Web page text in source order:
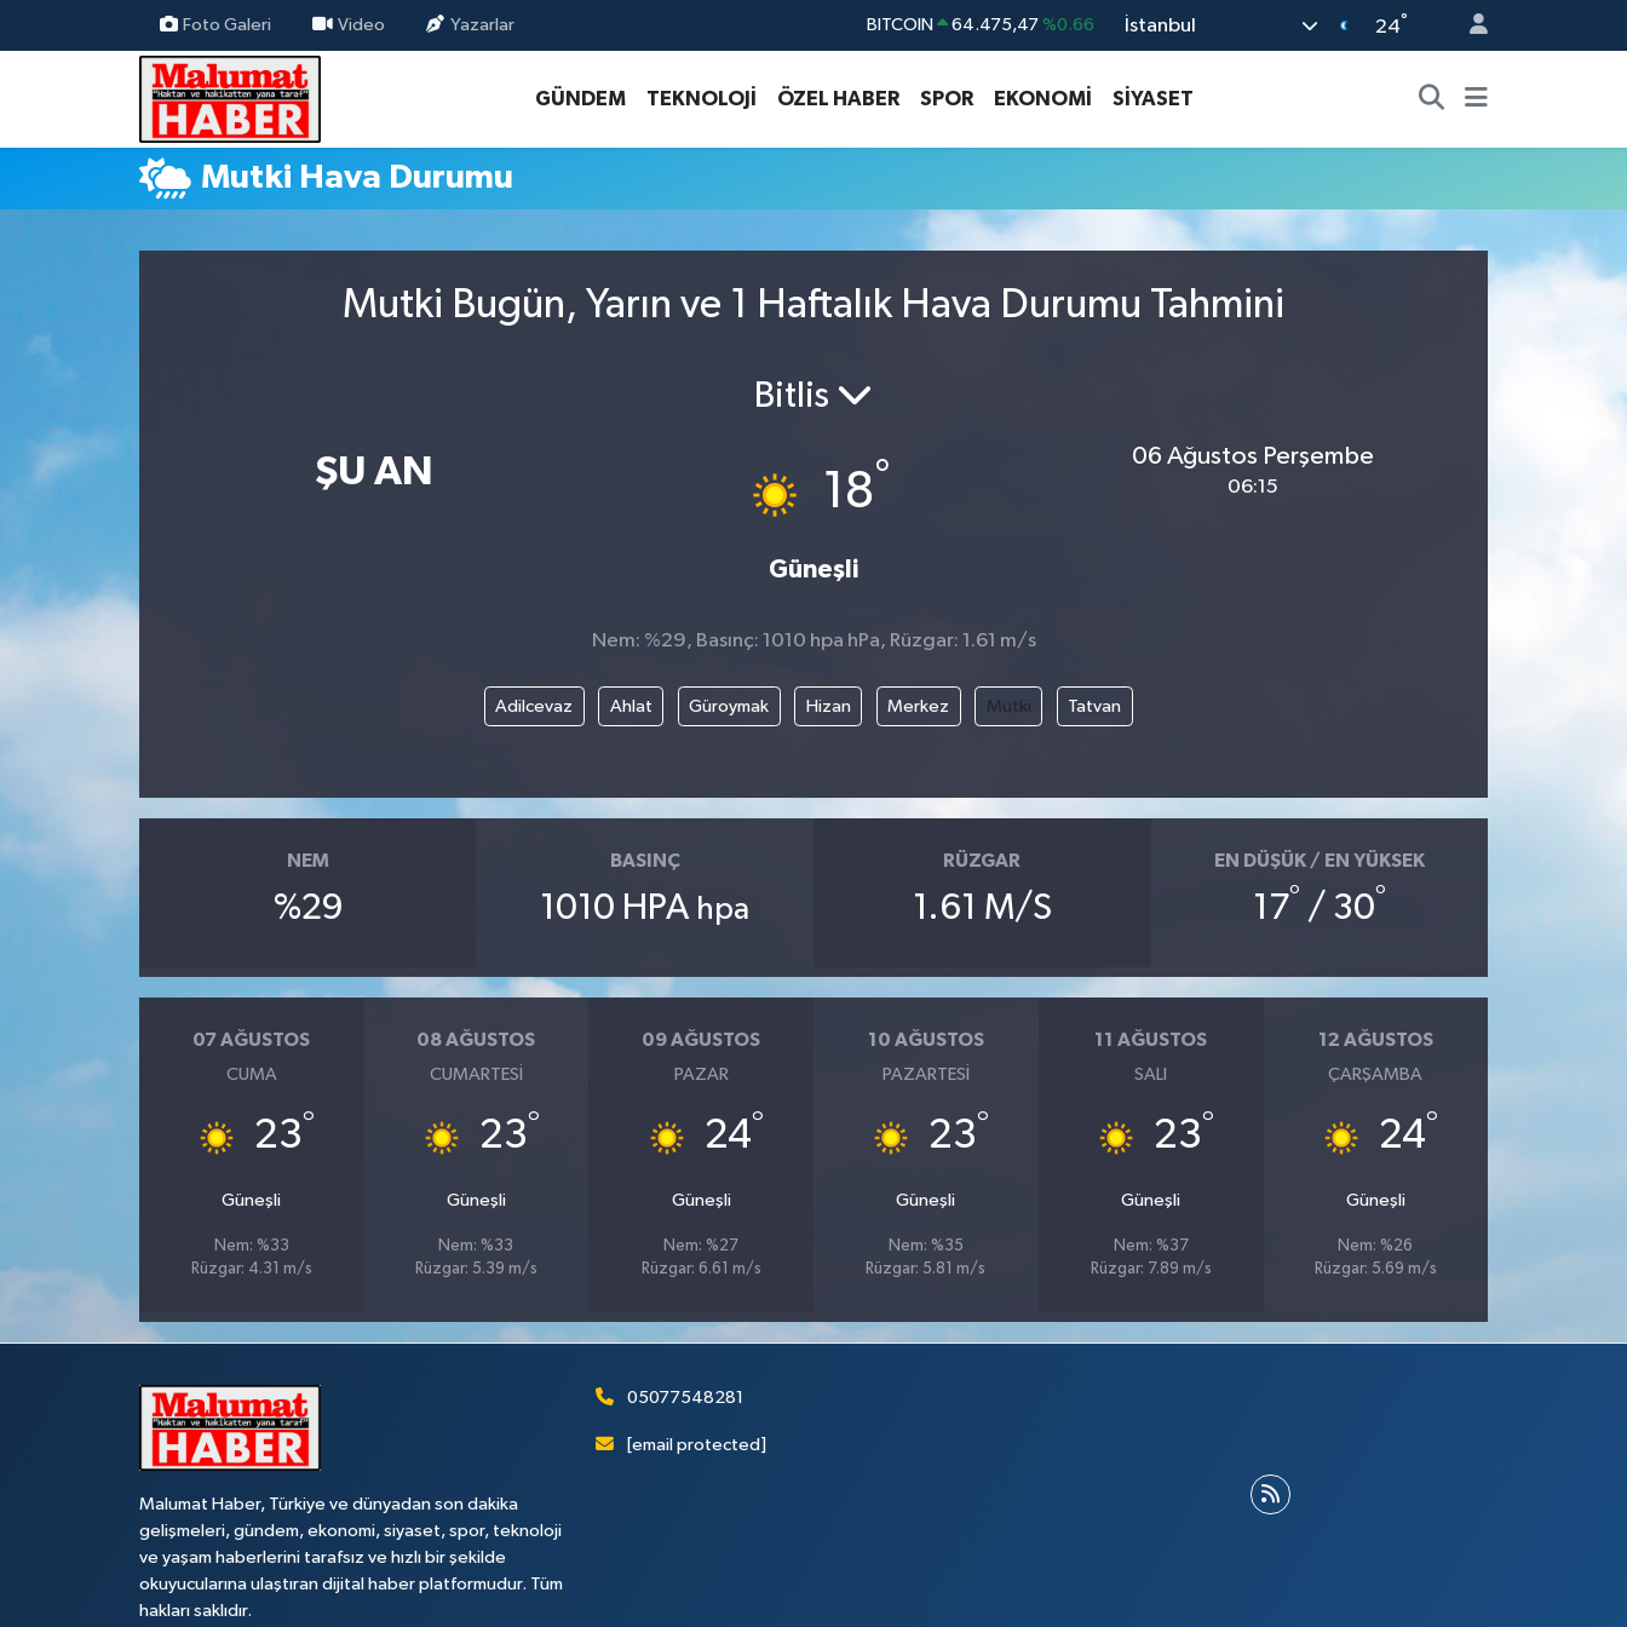
Foto Galeri Video Yazarlar BITCOIN 64.475,47 %0.66 İstanbul 24°
GÜNDEM TEKNOLOJİ ÖZEL HABER SPOR EKONOMİ SİYASET
Mutki Hava Durumu
Mutki Bugün, Yarın ve 1 Haftalık Hava Durumu Tahmini
ŞU AN
Bitlis
18°
Güneşli
06 Ağustos Perşembe
06:15
Nem: %29, Basınç: 1010 hpa hPa, Rüzgar: 1.61 m/s
Adilcevaz Ahlat Güroymak Hizan Merkez Mutki Tatvan
NEM
%29
BASINÇ
1010 HPA hpa
RÜZGAR
1.61 M/S
EN DÜŞÜK / EN YÜKSEK
17° / 30°
07 AĞUSTOS
CUMA
23°
Güneşli
Nem: %33
Rüzgar: 4.31 m/s
08 AĞUSTOS
CUMARTESI
23°
Güneşli
Nem: %33
Rüzgar: 5.39 m/s
09 AĞUSTOS
PAZAR
24°
Güneşli
Nem: %27
Rüzgar: 6.61 m/s
10 AĞUSTOS
PAZARTESI
23°
Güneşli
Nem: %35
Rüzgar: 5.81 m/s
11 AĞUSTOS
SALI
23°
Güneşli
Nem: %37
Rüzgar: 7.89 m/s
12 AĞUSTOS
ÇARŞAMBA
24°
Güneşli
Nem: %26
Rüzgar: 5.69 m/s
Malumat Haber, Türkiye ve dünyadan son dakika
gelişmeleri, gündem, ekonomi, siyaset, spor, teknoloji
ve yaşam haberlerini tarafsız ve hızlı bir şekilde
okuyucularına ulaştıran dijital haber platformudur. Tüm
hakları saklıdır.
05077548281
[email protected]
Nöbetçi Eczaneler
Hava Durumu
Trafik Durumu